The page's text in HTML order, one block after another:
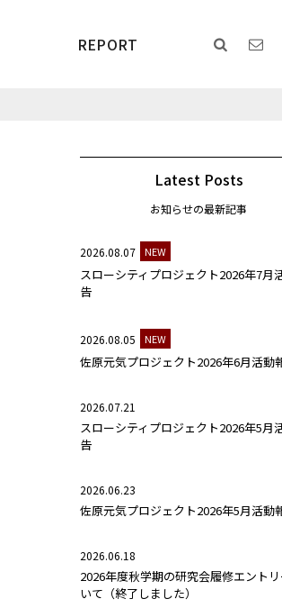
REPORT
Latest Posts
お知らせの最新記事
2026.08.07 NEW
スローシティプロジェクト2026年7月
告
2026.08.05 NEW
佐原元気プロジェクト2026年6月活動
2026.07.21
スローシティプロジェクト2026年5月
告
2026.06.23
佐原元気プロジェクト2026年5月活動
2026.06.18
2026年度秋学期の研究会履修エント
いて（終了しました）